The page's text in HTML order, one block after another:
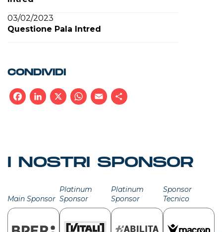
03/02/2023
Questione Pala Intred
CONDIVIDI
I NOSTRI SPONSOR
Main Sponsor
Platinum
Sponsor
Platinum
Sponsor
Sponsor
Tecnico